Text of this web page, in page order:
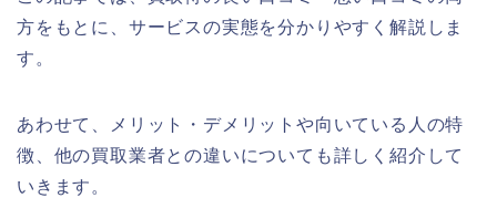
方をもとに、サービスの実態を分かりやすく解説しま
す。
あわせて、メリット・デメリットや向いている人の特
徴、他の買取業者との違いについても詳しく紹介して
いきます。